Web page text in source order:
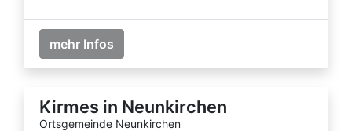
mehr Infos
Kirmes in Neunkirchen
Ortsgemeinde Neunkirchen